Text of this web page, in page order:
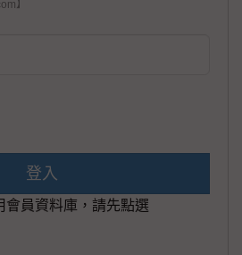
】
登入
員資料庫，請先點選